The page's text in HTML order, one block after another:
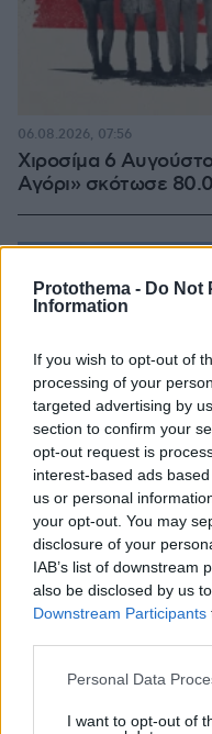
Protothema - Do Not
Information
If you wish to opt-out of
processing of your
targeted advertising by
section to confirm your
opt-out request is
interest-based ads
us or personal
your opt-out. You may
disclosure of your
IAB’s list of downstream
also be disclosed by us
Downstream Participants
Please note that this
not limited to your visit
Personal Data
I want to opt-out of
Χιροσίμα 6
Αγόρι» σκότωσε
06.08.2026, 07:56
05.08.2026, 19:53